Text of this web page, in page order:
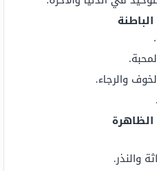
الظاهرة